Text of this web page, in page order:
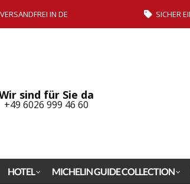
IN DE SICHER
sind für Sie da
+49 6026 999 46 60
HOTEL MICHELIN GUIDE COLLECTION